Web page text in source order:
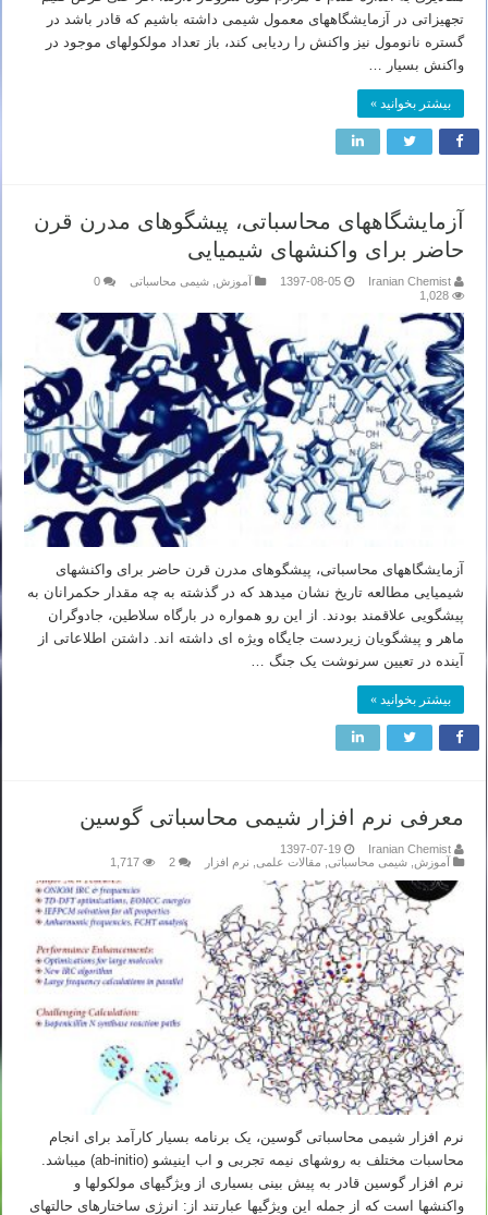
تجهیزاتی در آزمایشگاههای معمول شیمی داشته باشیم که قادر باشد در
گستره نانومول نیز واکنش را ردیابی کند، باز تعداد مولکولهای موجود در
واکنش بسیار …
بیشتر بخوانید »
آزمایشگاههای محاسباتی، پیشگوهای مدرن قرن
حاضر برای واکنشهای شیمیایی
Iranian Chemist
1397-08-05 آموزش شیمی محاسباتی
0
1,028
آزمایشگاههای محاسباتی، پیشگوهای مدرن قرن حاضر برای واکنشهای
شیمیایی مطالعه تاریخ نشان میدهد که در گذشته به چه مقدار حکمرانان به
پیشگویی علاقمند بودند. از این رو همواره در بارگاه سلاطین، جادوگران
ماهر و پیشگویان زیردست جایگاه ویژه ای داشته اند. داشتن اطلاعاتی از
آینده در تعیین سرنوشت یک جنگ …
بیشتر بخوانید »
معرفی نرم افزار شیمی محاسباتی گوسین
Iranian Chemist
1397-07-19
آموزش شیمی محاسباتی مقالات علمی نرم افزار 2
1,717
نرم افزار شیمی محاسباتی گوسین، یک برنامه بسیار کارآمد برای انجام
محاسبات مختلف به روشهای نیمه تجربی و اب اینیشو (ab-initio) میباشد.
نرم افزار گوسین قادر به پیش بینی بسیاری از ویژگیهای مولکولها و
واکنشها است که از جمله این ویژگیها عبارتند از: انرژی ساختارهای حالتهای